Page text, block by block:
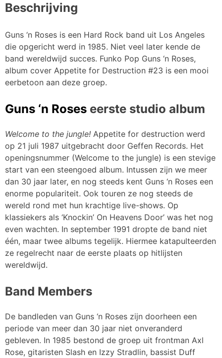
Beschrijving
Guns ‘n Roses is een Hard Rock band uit Los Angeles
die opgericht werd in 1985. Niet veel later kende de
band wereldwijd succes. Funko Pop Guns ‘n Roses,
album cover Appetite for Destruction #23 is een mooi
eerbetoon aan deze groep.
Guns ‘n Roses eerste studio album
Welcome to the jungle! Appetite for destruction werd
op 21 juli 1987 uitgebracht door Geffen Records. Het
openingsnummer (Welcome to the jungle) is een stevige
start van een steengoed album. Intussen zijn we meer
dan 30 jaar later, en nog steeds kent Guns ‘n Roses een
enorme populariteit. Ook touren ze nog steeds de
wereld rond met hun krachtige live-shows. Op
klassiekers als ‘Knockin’ On Heavens Door’ was het nog
even wachten. In september 1991 dropte de band niet
één, maar twee albums tegelijk. Hiermee katapulteerden
ze regelrecht naar de eerste plaats op hitlijsten
wereldwijd.
Band Members
De bandleden van Guns ‘n Roses zijn doorheen een
periode van meer dan 30 jaar niet onveranderd
gebleven. In 1985 bestond de groep uit frontman Axl
Rose, gitaristen Slash en Izzy Stradlin, bassist Duff